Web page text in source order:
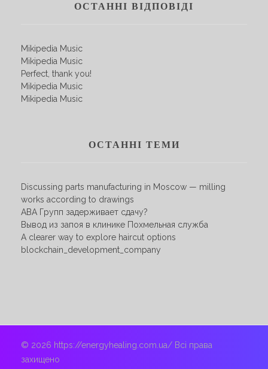
ОСТАННІ ВІДПОВІДІ
Mikipedia Music
Mikipedia Music
Perfect, thank you!
Mikipedia Music
Mikipedia Music
ОСТАННІ ТЕМИ
Discussing parts manufacturing in Moscow — milling
works according to drawings
АВА Групп задерживает сдачу?
Вывод из запоя в клинике Похмельная служба
A clearer way to explore haircut options
blockchain_development_company
© 2026 https://energyhealing.com.ua/ Всі права
захищено